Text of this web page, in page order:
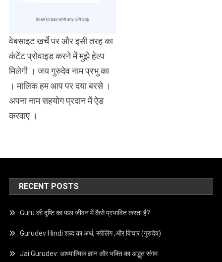
वेबसाइट खर्चे पर और इसी तरह का
कंटेंट प्रोवाइड करने में मुझे हेल्प
मिलेगी । जय गुरुदेव नाम प्रभु का
। मालिक हम आप पर दया बरसे ।
अपना नाम सहयोग प्रदान में ऐड
करवाए ।
RECENT POSTS
Guru की दृष्टि का फल जीवन में कैसे प्रभावित करता है?
Gurudev Hindi शब्द का अर्थ, स्पेलिंग ,और विचार (गुरुदेव)
Jai Gurudev: आध्यात्मिक ज्ञान और भक्ति का अद्भुत संगम